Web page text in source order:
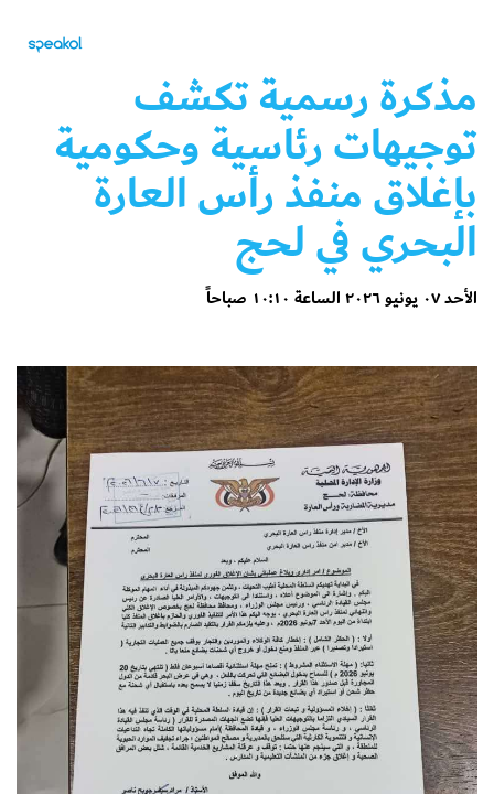
مذكرة رسمية تكشف
توجيهات رئاسية وحكومية
بإغلاق منفذ رأس العارة
البحري في لحج
الأحد ٠٧ يونيو ٢٠٢٦ الساعة ١٠:١٠ صباحاً